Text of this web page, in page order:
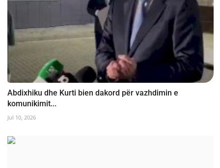
Abdixhiku dhe Kurti bien dakord për vazhdimin e
komunikimit...
Jul 10, 2026